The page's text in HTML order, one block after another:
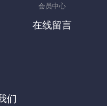
会员中心
在线留言
们